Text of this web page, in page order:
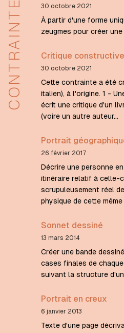
CONTRAINTES 30 octobre 2021
À partir d'une forme
zeugmes pour créer
Critique constructive
30 octobre 2021
Cette contrainte a été
italien), à l'origine. 1 -
écrit une critique d'un
(voire un autre auteur…
Portrait
26 février 2017
Décrire une personne
itinéraire relatif à celle-
scrupuleusement réel
physique de cette
Sonnet dessiné
13 mars 2014
Créer une bande
cases finales de
suivant la structure
Portrait en creux
6 janvier 2013
Texte d'une page